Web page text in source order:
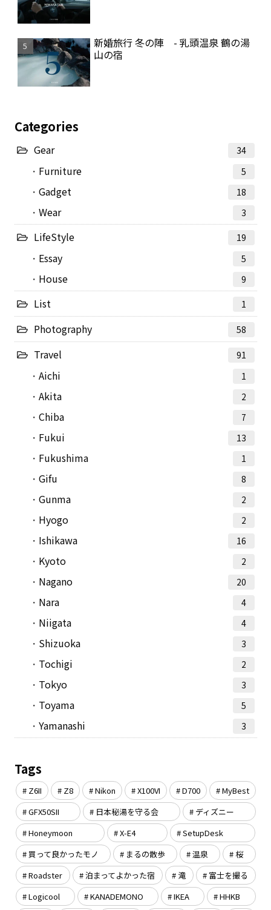
新婚旅行 冬の陣 - 乳頭温泉 鶴の湯
山の宿
Categories
Gear 34
Furniture 5
Gadget 18
Wear 3
LifeStyle 19
Essay 5
House 9
List 1
Photography 58
Travel 91
Aichi 1
Akita 2
Chiba 7
Fukui 13
Fukushima 1
Gifu 8
Gunma 2
Hyogo 2
Ishikawa 16
Kyoto 2
Nagano 20
Nara 4
Niigata 4
Shizuoka 3
Tochigi 2
Tokyo 3
Toyama 5
Yamanashi 3
Tags
Z6II Z8 Nikon X100VI D700
MyBest
GFX50SII
日本秘湯を守る会
ディズニー
Honeymoon
X-E4
SetupDesk
買って良かったモノ
まるの散歩 温泉
桜
Roadster
泊まってよかった宿 滝
富士を撮る
Logicool
KANADEMONO IKEA HHKB